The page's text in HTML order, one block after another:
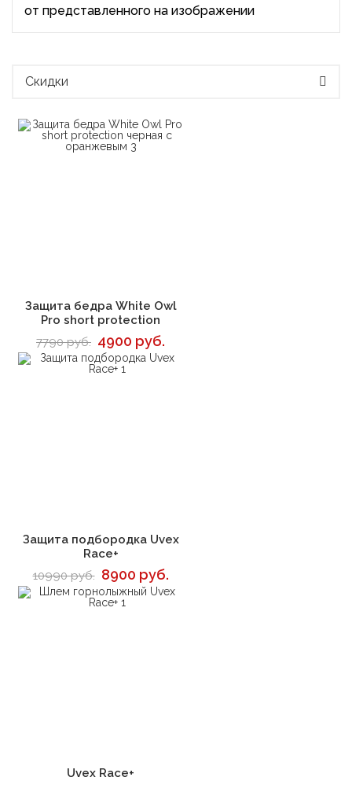
от представленного на изображении
Скидки
В корзину
Защита бедра White Owl
Pro short protection
7790 руб. 4900 руб.
В корзину
Защита подбородка Uvex
Race+
10990 руб. 8900 руб.
В корзину
Uvex Race+